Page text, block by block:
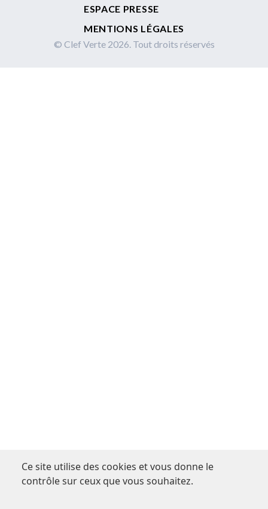
Ce site utilise des cookies et vous donne le
contrôle sur ceux que vous souhaitez.
ESPACE PRESSE
MENTIONS LÉGALES
© Clef Verte 2026. Tout droits réservés